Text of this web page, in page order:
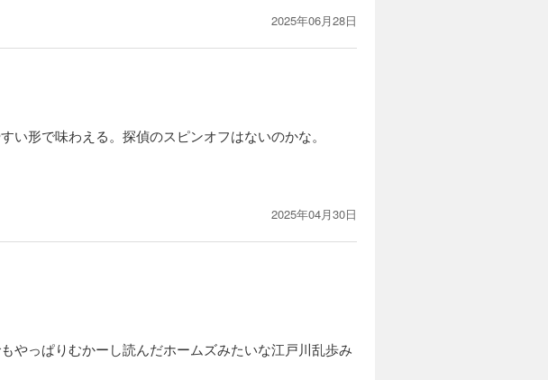
2025年06月28日
形で味わえる。探偵のスピンオフはないのかな。
2025年04月30日
やっぱりむかーし読んだホームズみたいな江戸川乱歩み